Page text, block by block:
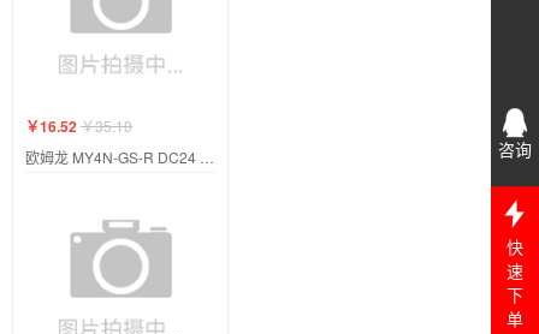
咨询
快
速
下
单
￥16.52￥35.10